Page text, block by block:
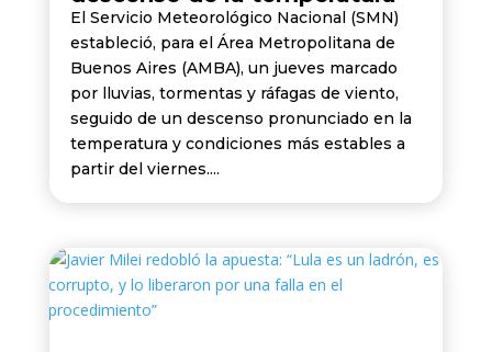
El Servicio Meteorológico Nacional (SMN)
estableció, para el Área Metropolitana de
Buenos Aires (AMBA), un jueves marcado
por lluvias, tormentas y ráfagas de viento,
seguido de un descenso pronunciado en la
temperatura y condiciones más estables a
partir del viernes....